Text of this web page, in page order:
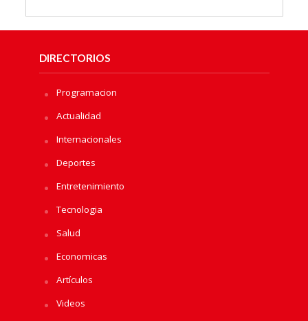
DIRECTORIOS
Programacion
Actualidad
Internacionales
Deportes
Entretenimiento
Tecnologia
Salud
Economicas
Artículos
Videos